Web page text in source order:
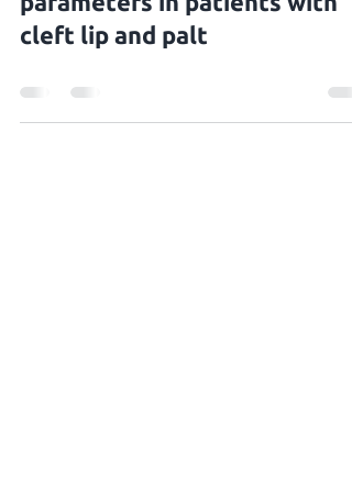
tomographic anthropometic
parameters in patients with
cleft lip and palt